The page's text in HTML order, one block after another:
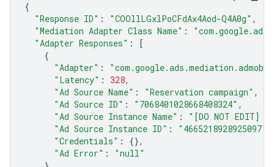
{
"Response ID" : "COOllLGxlPoCFdAx4Aod-Q4A0g" ,
"Mediation Adapter Class Name" :
"Adapter Responses" :
[
{
"Adapter" :
"Latency" : 328,
"Ad Source Name" : "Reservation campaign" ,
"Ad Source ID" : "7068401028668408324" ,
"Ad Source Instance Name" :
"[DO NOT
"Ad Source Instance ID" : "4665218928925097"
"Credentials" :
{},
"Ad Error" :
"null"